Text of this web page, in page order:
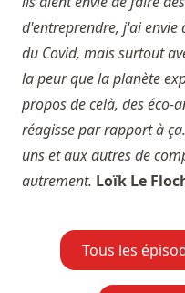
d'entreprendre, j'ai envie
du Covid, mais surtout
la peur que la planète
propos de celà, des
réagisse par rapport à
uns et aux autres de
autrement. Loïk Le
Tous les